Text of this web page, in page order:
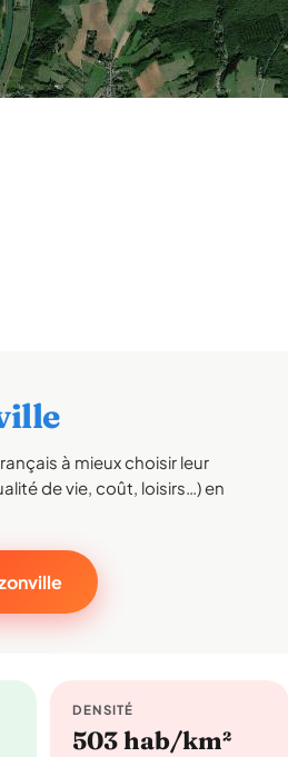
à mieux choisir leur
de vie, coût, loisirs…) en
DENSITÉ
503 hab/km²